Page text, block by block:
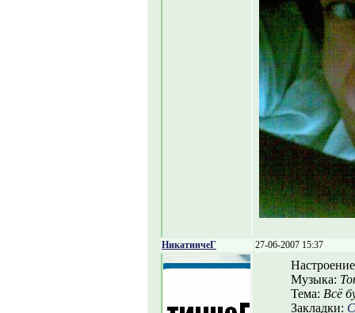
НикатинчеГ 27-06-2007 15:37
Музыка:
Тема: Всё
Закладки: